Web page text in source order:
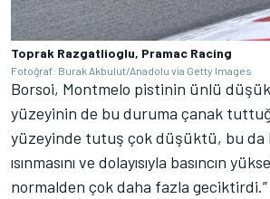
Toprak Razgatlioglu, Pramac Racing
Fotoğraf: Burak Akbulut/Anadolu via Getty Images
Borsoi, Montmelo pistinin ünlü
yüzeyinin de bu duruma çanak
yüzeyinde tutuş çok düşüktü, bu da
ısınmasını ve dolayısıyla basıncın
normalden çok daha fazla geciktirdi.”